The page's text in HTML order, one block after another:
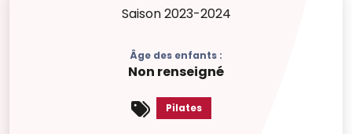
Saison 2023-2024
Âge des enfants :
Non renseigné
Pilates